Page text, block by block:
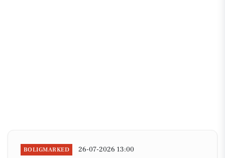
BOLIGMARKED 26-07-2026 13:00